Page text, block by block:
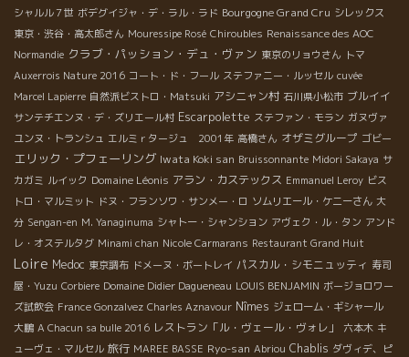
シャルル７世 ボデグイジャ・デ・ラル・ラド Bourgogne Grand Cru シレックス
東京・渋谷・高太郎さん Mouressipe Rosé Chiroubles Renaissance des AOC
Normandie クラブ・パッション・デュ・ヴァン 東京のリョウさん トマ
Auxerrois Nature 2016 コート・ド・フール ステファニー・ルッセル cuvée
Marcel Lapierre 自然派ビストロ・Matsuki アシニャン村 石川県小松市 ブルイイ
サンテチエンヌ・デ・ズリエール村 Escarpolette ステファン・モラン ガヌヴァ
ユンヌ・トランシュ エルミｒタージュ 2001年 高橋さん オザミグループ ゴビー
エリック・プフェーリング Iwata Koki san Bruissonnante Midori Sakaya サ
カガミ ルイック Domaine Léonis アラン・カステックス Emmanuel Leroy ビス
トロ・マルミット ドヌ・フランソワ・サンメー・ロ ソムリエール・ケニーさん 大
分 Sengan-en M. Yanaginuma シャトー・シャンション アヴェク・ル・タン アンド
レ・オステルタグ Minami chan Nicole Carmarans Restaurant Grand Huit
Loire Medoc 東京調布 ドメーヌ・ボートレイ パスカル・シモニュッティ 寿司
屋・Yuzu Corbiere Domaine Didier Dagueneau LOUIS BENJAMIN ボージョロワー
ズ試飲会 France Gonzalvez Charles Aznavour Nîmes ジェローム・ギシャール
大鵬 A Chacun sa bulle 2016 レストラン「ル・ヴェール・ヴォレ」 六本木 キ
ューヴェ・マルセル 旅行 MAREE BASSE Ryo-san Abriou Chablis ダヴィデ、ピ